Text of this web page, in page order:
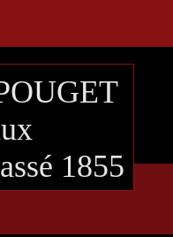
1855